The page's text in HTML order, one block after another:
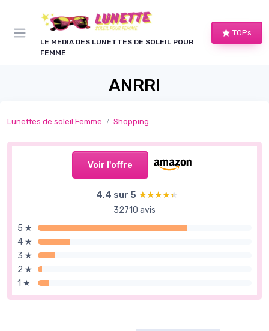
LE MEDIA DES LUNETTES DE SOLEIL POUR
FEMME
TOPs
ANRRI
Lunettes de soleil Femme Shopping
Voir l'offre
4,4 sur 5 ★★★★★
★★★★★
32710 avis
5 ★
4 ★
3 ★
2 ★
1 ★